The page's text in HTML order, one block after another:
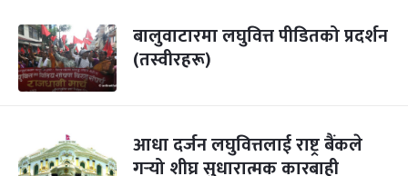
बालुवाटारमा लघुवित्त पीडितको प्रदर्शन
(तस्वीरहरू)
आधा दर्जन लघुवित्तलाई राष्ट्र बैंकले
गर्‍यो शीघ्र सुधारात्मक कारबाही